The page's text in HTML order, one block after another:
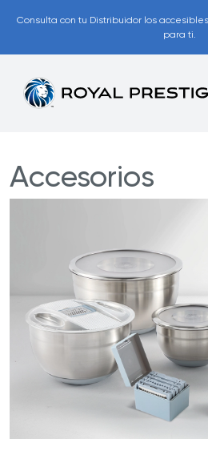
Consulta con tu Distribuidor los
para ti.
Accesorios